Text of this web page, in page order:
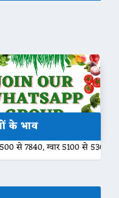
के भाव
5100 से 5301, बाजरी